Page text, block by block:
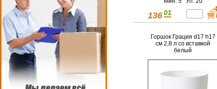
136 01
Горшок Грация d17 h17
см 2,8 л со вставкой
белый